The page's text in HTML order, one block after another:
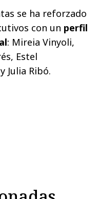
se ha reforzado
con un perfil
: Mireia Vinyoli,
Estel
Julia Ribó.